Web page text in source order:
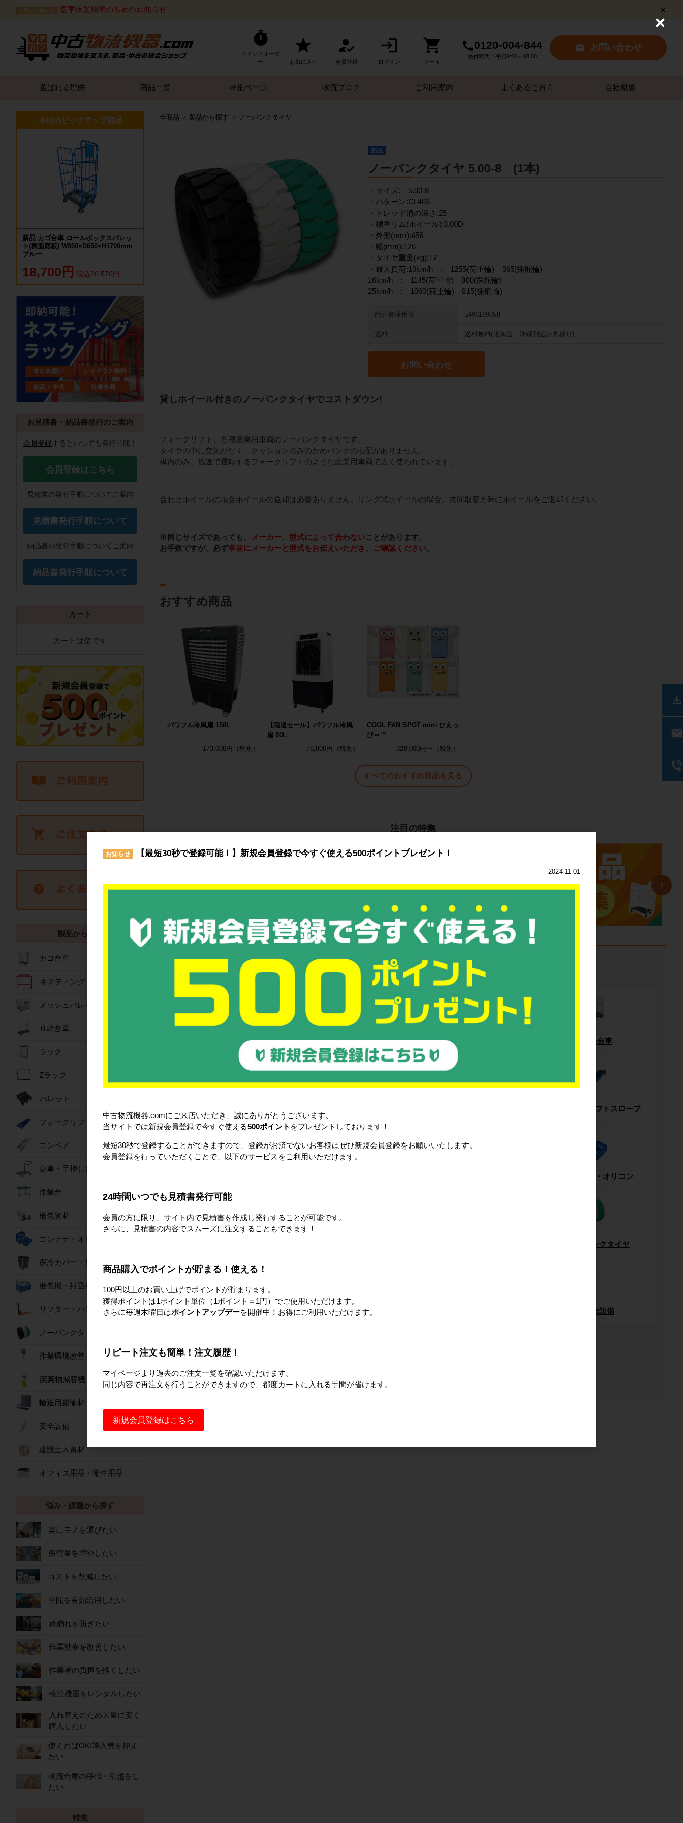
出荷のお知らせ 夏季休業期間の出荷のお知らせ
クイックオーダ
ー
お気に入り 会員登録 ログイン カート
0120-004-844
受付時間：平日9:00～18:00
お問い合わせ
選ばれる理由 商品一覧 特集ページ 物流ブログ ご利用案内 よくあるご質問 会社概要
全商品 製品から探す ノーパンクタイヤ
新品
ノーパンクタイヤ 5.00-8 (1本)
・サイズ: 5.00-8
・パターン:CL403
・トレッド溝の深さ:25
・標準リム(ホイール):3.00D
・外形(mm):456
・幅(mm):126
・タイヤ重量(kg):17
・最大負荷:10km/h : 1255(荷重輪) 965(採舵輪)
16km/h : 1145(荷重輪) 880(採舵輪)
25km/h : 1060(荷重輪) 815(採舵輪)
商品管理番号 5496199058
送料 送料無料(北海道・沖縄別途お見積り)
お問い合わせ
貸しホイール付きのノーパンクタイヤでコストダウン!
フォークリフト、各種産業用車両のノーパンクタイヤです。
タイヤの中に空気がなく、クッションのみのためパンクの心配がありません。
構内のみ、低速で運転するフォークリフトのような産業用車両で広く使われています。
合わせホイールの場合ホイールの返却は必要ありません。リング式ホイールの場合、次回取替え時にホイールをご返却ください。
※同じサイズであっても、 メーカー、型式によって合わないことがあります。
お手数ですが、必ず事前にメーカーと型式をお伝えいただき、ご確認ください。
おすすめ商品
パワフル冷風扇 150L
173,000円
【隔週セール】パワフル冷風
扇 80L
76,800円
COOL FAN SPOT mini ひえっ
ぴ～™
328,000円〜
すべてのおすすめ商品を見る
注目の特集
製品から探す 悩み・課題から探す
カゴ台車 ネスティングラック メッシュパレット 6輪台車
フォークリフトスロープ
コンテナ・オリコン
ノーパンクタイヤ
作業環境改善 廃棄物減容機 安全設備
建設土木資材 オフィス用品・衛生用品
今回のピックアップ商品
新品 カゴ台車 ロールボックスパレッ
ト(樹脂底板) W850×D650×H1700mm
ブルー
18,700円 税込20,570円
お見積書・納品書発行のご案内
会員登録するといつでも発行可能！
会員登録はこちら
見積書の発行手順についてご案内
見積書発行手順について
納品書の発行手順についてご案内
納品書発行手順について
カート
カートは空です
製品から探す
カゴ台車
ネスティングラック
メッシュパレット
６輪台車
ラック
Zラック
パレット
フォークリフトスロープ
コンベア
台車・手押し台車
作業台
梱包資材
コンテナ・オリコン
保冷カバー・保冷ボックス
梱包機・封函機
リフター・ハンドパレット
ノーパンクタイヤ
作業環境改善
廃棄物減容機
輸送用緩衝材
安全設備
建設土木資材
オフィス用品・衛生用品
悩み・課題から探す
楽にモノを運びたい
保管量を増やしたい
コストを削減したい
空間を有効活用したい
荷崩れを防ぎたい
作業効率を改善したい
作業者の負担を軽くしたい
物流機器をレンタルしたい
入れ替えのため大量に安く
購入したい
使えればOK!導入費を抑え
たい
物流倉庫の移転・引越をし
たい
特集
お知らせ 【最短30秒で登録可能！】新規会員登録で今すぐ使える500ポイントプレゼント！
2024-11-01
中古物流機器.comにご来店いただき、誠にありがとうございます。
当サイトでは新規会員登録で今すぐ使える500ポイント をプレゼントしております！
最短30秒で登録することができますので、登録がお済でないお客様はぜひ新規会員登録をお願いいたします。
会員登録を行っていただくことで、以下のサービスをご利用いただけます。
24時間いつでも見積書発行可能
会員の方に限り、サイト内で見積書を作成し発行することが可能です。
さらに、見積書の内容でスムーズに注文することもできます！
商品購入でポイントが貯まる！使える！
100円以上のお買い上げでポイントが貯まります。
獲得ポイントは1ポイント単位（1ポイント＝1円）でご使用いただけます。
さらに毎週木曜日はポイントアップデーを開催中！お得にご利用いただけます。
リピート注文も簡単！注文履歴！
マイページより過去のご注文一覧を確認いただけます。
同じ内容で再注文を行うことができますので、都度カートに入れる手間が省けます。
新規会員登録はこちら
C
l